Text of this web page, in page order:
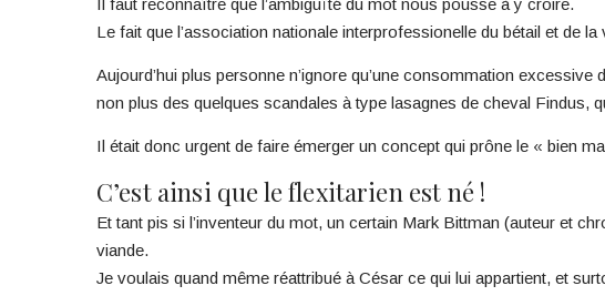
Il faut reconnaître que l’ambiguïté du mot nous pousse à y croire.
Le fait que l’association nationale interprofessionelle du bétail et de
Aujourd’hui plus personne n’ignore qu’une consommation
non plus des quelques scandales à type lasagnes de cheval
Il était donc urgent de faire émerger un concept qui prône le « bien
C’est ainsi que le flexitarien est né !
Et tant pis si l’inventeur du mot, un certain Mark Bittman (auteur et
viande.
Je voulais quand même réattribué à César ce qui lui appartient, et